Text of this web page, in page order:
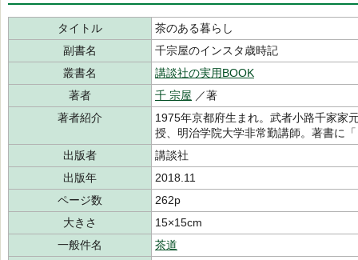
タイトル
茶のある暮らし
副書名
千宗屋のインスタ歳時記
叢書名
講談社の実用BOOK
著者
千 宗屋 ／著
著者紹介
1975年京都府生まれ。武者小路千家家
授、明治学院大学非常勤講師。著書に
出版者
講談社
出版年
2018.11
ページ数
262p
大きさ
15×15cm
一般件名
茶道